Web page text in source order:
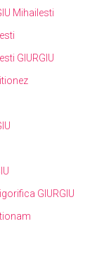
Mihailesti
GIURGIU
GIURGIU